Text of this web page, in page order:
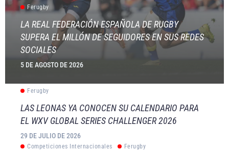
Ferugby
LA REAL FEDERACIÓN ESPAÑOLA DE RUGBY
SUPERA EL MILLÓN DE SEGUIDORES EN SUS REDES
SOCIALES
5 DE AGOSTO DE 2026
Ferugby
LAS LEONAS YA CONOCEN SU CALENDARIO PARA
EL WXV GLOBAL SERIES CHALLENGER 2026
29 DE JULIO DE 2026
Competiciones Internacionales Ferugby